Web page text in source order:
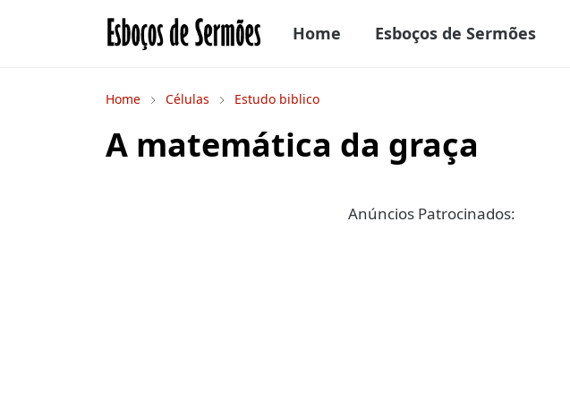
Home Esboços de Sermões
Home Células Estudo biblico
A matemática da graça
Anúncios Patrocinados: